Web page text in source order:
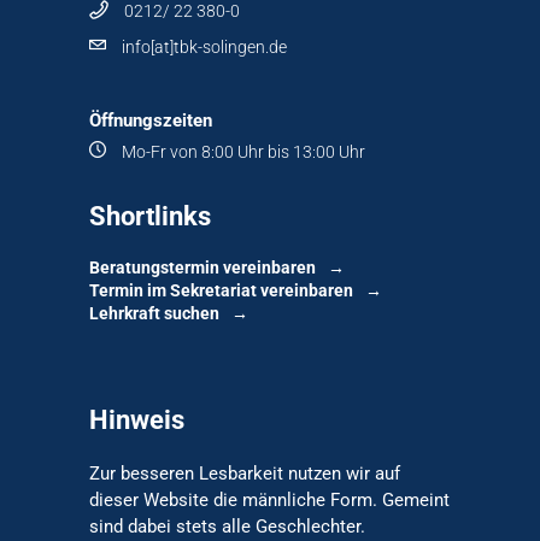
0212/ 22 380-0
info[at]tbk-solingen.de
Öffnungszeiten
Mo-Fr von 8:00 Uhr bis 13:00 Uhr
Shortlinks
Beratungstermin vereinbaren
Termin im Sekretariat vereinbaren
Lehrkraft suchen
Hinweis
Zur besseren Lesbarkeit nutzen wir auf
dieser Website die männliche Form. Gemeint
sind dabei stets alle Geschlechter.